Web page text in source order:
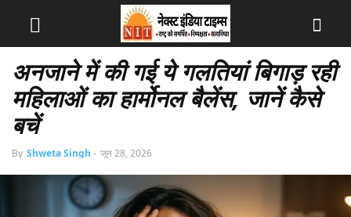
अनजाने में की गई ये गलतियां बिगाड़ रही
महिलाओं का हार्मोनल बैलेंस, जानें कैसे
बचें
By Shweta Singh - जून 28, 2026